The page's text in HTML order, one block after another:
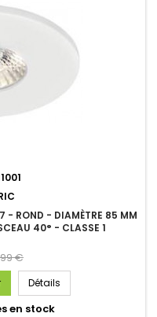
- ROND - DIAMÈTRE 85 MM
40° - CLASSE 1
€
Détails
en stock